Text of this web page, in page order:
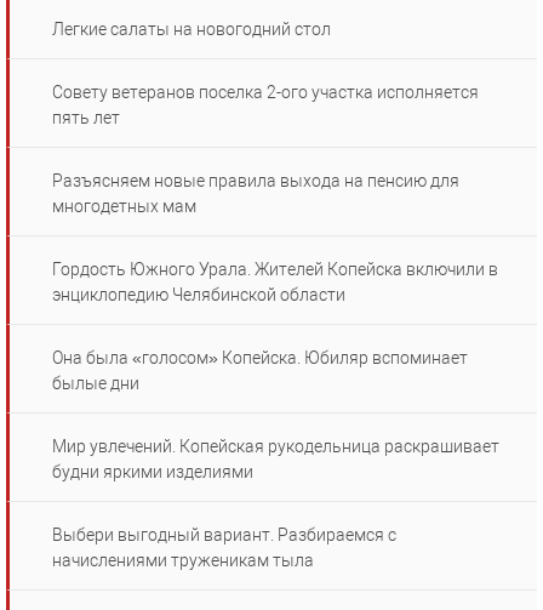
Легкие салаты на новогодний стол
Совету ветеранов поселка 2-ого участка исполняется
пять лет
Разъясняем новые правила выхода на пенсию для
многодетных мам
Гордость Южного Урала. Жителей Копейска включили в
энциклопедию Челябинской области
Она была «голосом» Копейска. Юбиляр вспоминает
былые дни
Мир увлечений. Копейская рукодельница раскрашивает
будни яркими изделиями
Выбери выгодный вариант. Разбираемся с
начислениями труженикам тыла